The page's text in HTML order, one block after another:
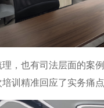
，也有司法层面的
训精准回应了实务痛